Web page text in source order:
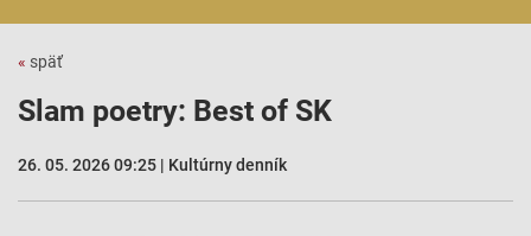
« späť
Slam poetry: Best of SK
26. 05. 2026 09:25 | Kultúrny denník